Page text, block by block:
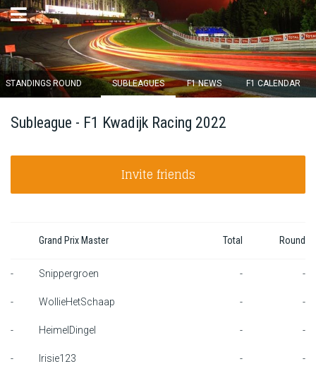
×
13d : 05
Login
Standings
Standings round
F1 calendar
STANDINGS ROUND SUBLEAGUES F1 NEWS F1 CALENDAR
Subleague - F1 Kwadijk Racing 2022
Invite friends
Grand Prix Master Total Round
- Snippergroen - -
- WollieHetSchaap - -
- HeimelDingel - -
- Irisie123 - -